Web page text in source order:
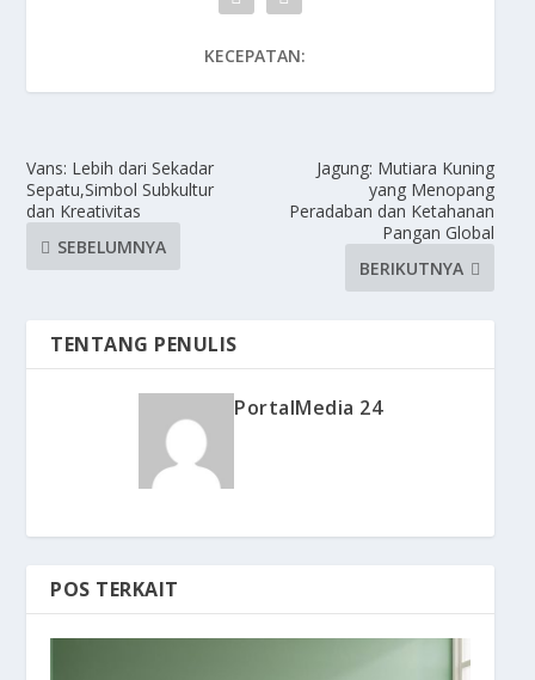
KECEPATAN:
Vans: Lebih dari Sekadar
Sepatu,Simbol Subkultur
dan Kreativitas
SEBELUMNYA
Jagung: Mutiara Kuning
yang Menopang
Peradaban dan Ketahanan
Pangan Global
BERIKUTNYA
TENTANG PENULIS
PortalMedia 24
POS TERKAIT